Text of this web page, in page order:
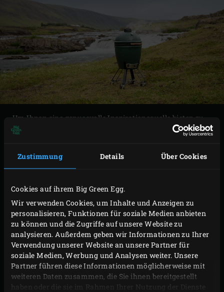
Zustimmung Details Über Cookies
Cookies auf ihrem Big Green Egg.
Wir verwenden Cookies, um Inhalte und Anzeigen zu
personalisieren, Funktionen für soziale Medien anbieten
zu können und die Zugriffe auf unsere Website zu
analysieren. Außerdem geben wir Informationen zu Ihrer
Verwendung unserer Website an unsere Partner für
soziale Medien, Werbung und Analysen weiter. Unsere
Partner führen diese Informationen möglicherweise mit
weiteren Daten zusammen, die Sie ihnen bereitgestellt
haben oder die sie im Rahmen Ihrer Nutzung der Dienste
Um Ihnen eine genussvolle Inspirationsquelle bieten zu
können, haben wir uns auf den Weg gemacht, um
leckersten Rezepte zu sammeln.